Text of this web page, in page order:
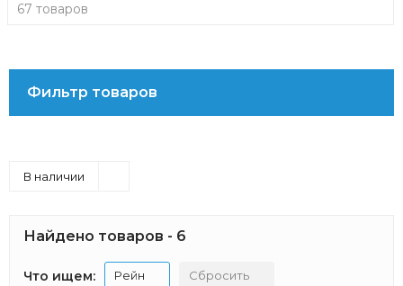
67 товаров
Фильтр товаров
В наличии
Найдено товаров - 6
Что ищем: Рейн Сбросить